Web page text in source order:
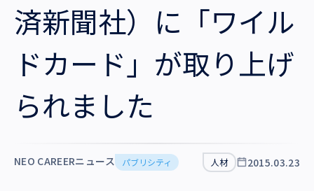
就労支援
業務支援
会社概要
役員一覧
拠点一覧
採用情報
済新聞社）に「ワイル
ドカード」が取り上げ
られました
NEO CAREERニュース パブリシティ 人材 2015.03.23